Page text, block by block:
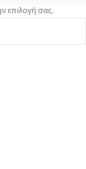
επιλογή σας.